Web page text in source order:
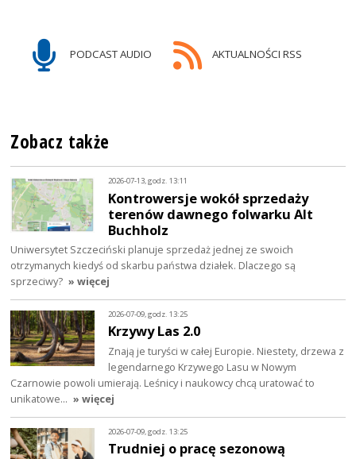
PODCAST AUDIO AKTUALNOŚCI RSS
Zobacz także
2026-07-13, godz. 13:11
Kontrowersje wokół sprzedaży
terenów dawnego folwarku Alt
Buchholz
Uniwersytet Szczeciński planuje sprzedaż jednej ze swoich
otrzymanych kiedyś od skarbu państwa działek. Dlaczego są
sprzeciwy? » więcej
2026-07-09, godz. 13:25
Krzywy Las 2.0
Znają je turyści w całej Europie. Niestety, drzewa z
legendarnego Krzywego Lasu w Nowym
Czarnowie powoli umierają. Leśnicy i naukowcy chcą uratować to
unikatowe… » więcej
2026-07-09, godz. 13:25
Trudniej o pracę sezonową